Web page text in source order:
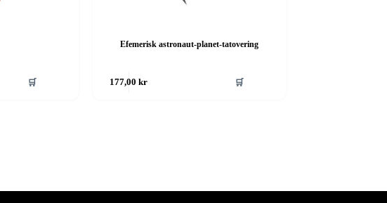
🛒
Efemerisk astronaut-planet-tatovering
177,00kr 🛒